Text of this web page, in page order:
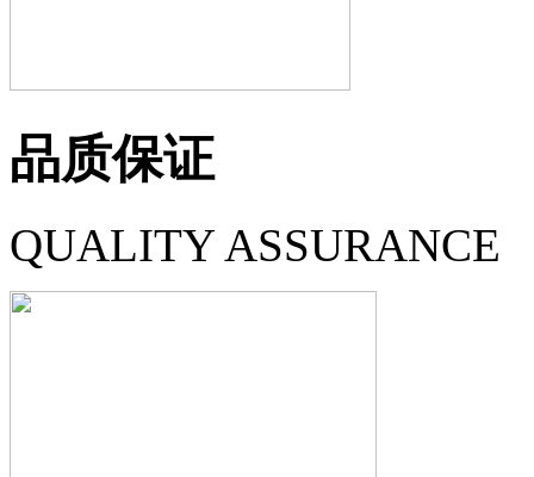
品质保证
QUALITY ASSURANCE